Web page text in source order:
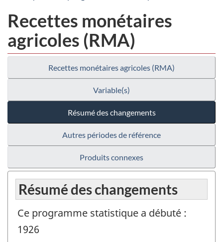
Recettes monétaires
agricoles (RMA)
Recettes monétaires agricoles (RMA)
Variable(s)
Résumé des changements
Autres périodes de référence
Produits connexes
Résumé des changements
Ce programme statistique a débuté :
1926